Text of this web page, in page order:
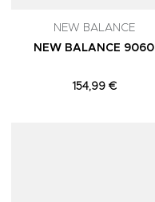
NEW BALANCE
NEW BALANCE 9060
154,99 €